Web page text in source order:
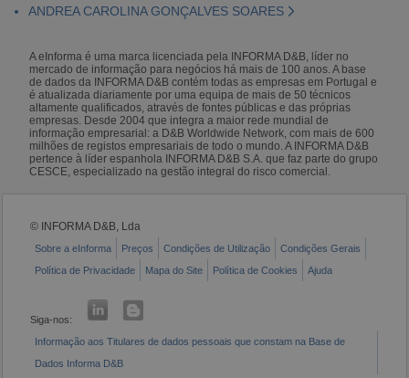
ANDREA CAROLINA GONÇALVES SOARES
A eInforma é uma marca licenciada pela INFORMA D&B, líder no
mercado de informação para negócios há mais de 100 anos. A base
de dados da INFORMA D&B contém todas as empresas em Portugal e
é atualizada diariamente por uma equipa de mais de 50 técnicos
altamente qualificados, através de fontes públicas e das próprias
empresas. Desde 2004 que integra a maior rede mundial de
informação empresarial: a D&B Worldwide Network, com mais de 600
milhões de registos empresariais de todo o mundo. A INFORMA D&B
pertence à líder espanhola INFORMA D&B S.A. que faz parte do grupo
CESCE, especializado na gestão integral do risco comercial.
© INFORMA D&B, Lda
Sobre a eInforma Preços Condições de Utilização
Condições Gerais
Política de Privacidade
Mapa do Site Política de Cookies Ajuda
Siga-nos:
Informação aos Titulares de dados pessoais que constam na Base de
Dados Informa D&B